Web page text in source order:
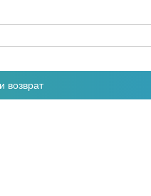
возврат